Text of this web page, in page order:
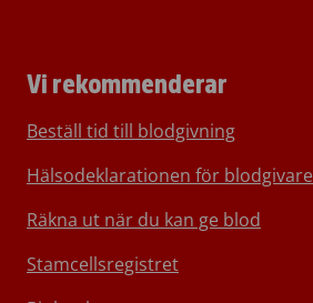
Vi rekommenderar
Beställ tid till blodgivning
Hälsodeklarationen för blodgivare
Räkna ut när du kan ge blod
Stamcellsregistret